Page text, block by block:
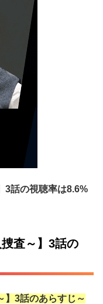
3話の視聴率は8.6%
捜査～】3話の
】3話のあらすじ～